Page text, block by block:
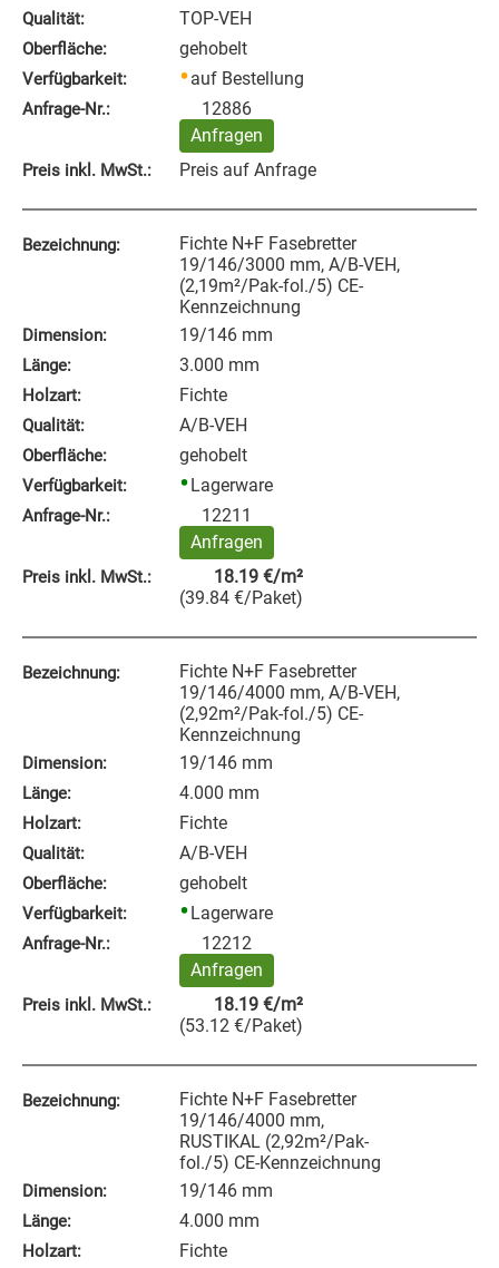
Qualität: TOP-VEH
Oberfläche: gehobelt
Verfügbarkeit: auf Bestellung
Anfrage‑Nr.:
12886
Anfragen
Preis inkl. MwSt.: Preis auf Anfrage
Bezeichnung:
Fichte N+F Fasebretter
19/146/3000 mm, A/B-VEH,
(2,19m²/Pak-fol./5) CE-
Kennzeichnung
Dimension: 19/146 mm
Länge: 3.000 mm
Holzart: Fichte
Qualität: A/B-VEH
Oberfläche: gehobelt
Verfügbarkeit: Lagerware
Anfrage‑Nr.:
12211
Anfragen
Preis inkl. MwSt.: 18.19 €/m²
(39.84 €/Paket)
Bezeichnung:
Fichte N+F Fasebretter
19/146/4000 mm, A/B-VEH,
(2,92m²/Pak-fol./5) CE-
Kennzeichnung
Dimension: 19/146 mm
Länge: 4.000 mm
Holzart: Fichte
Qualität: A/B-VEH
Oberfläche: gehobelt
Verfügbarkeit: Lagerware
Anfrage‑Nr.:
12212
Anfragen
Preis inkl. MwSt.: 18.19 €/m²
(53.12 €/Paket)
Bezeichnung:
Fichte N+F Fasebretter
19/146/4000 mm,
RUSTIKAL (2,92m²/Pak-
fol./5) CE-Kennzeichnung
Dimension: 19/146 mm
Länge: 4.000 mm
Holzart: Fichte